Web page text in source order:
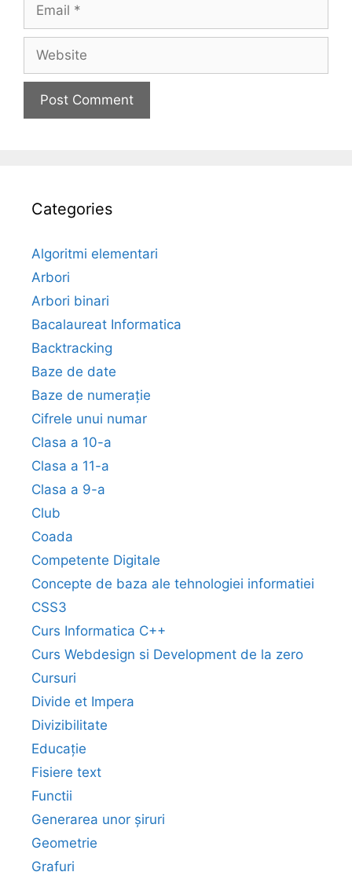
Website
Categories
Algoritmi elementari
Arbori
Arbori binari
Bacalaureat Informatica
Backtracking
Baze de date
Baze de numerație
Cifrele unui numar
Clasa a 10-a
Clasa a 11-a
Clasa a 9-a
Club
Coada
Competente Digitale
Concepte de baza ale tehnologiei informatiei
CSS3
Curs Informatica C++
Curs Webdesign si Development de la zero
Cursuri
Divide et Impera
Divizibilitate
Educație
Fisiere text
Functii
Generarea unor șiruri
Geometrie
Grafuri